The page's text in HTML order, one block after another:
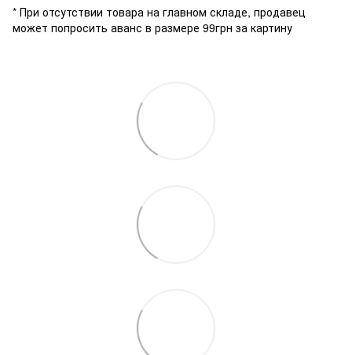
* При отсутствии товара на главном складе, продавец
может попросить аванс в размере 99грн за картину